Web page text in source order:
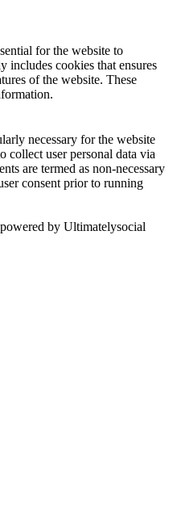
for the website to
includes cookies that ensures
of the website. These
necessary for the website
collect user personal data via
are termed as non-necessary
consent prior to running
powered by Ultimatelysocial